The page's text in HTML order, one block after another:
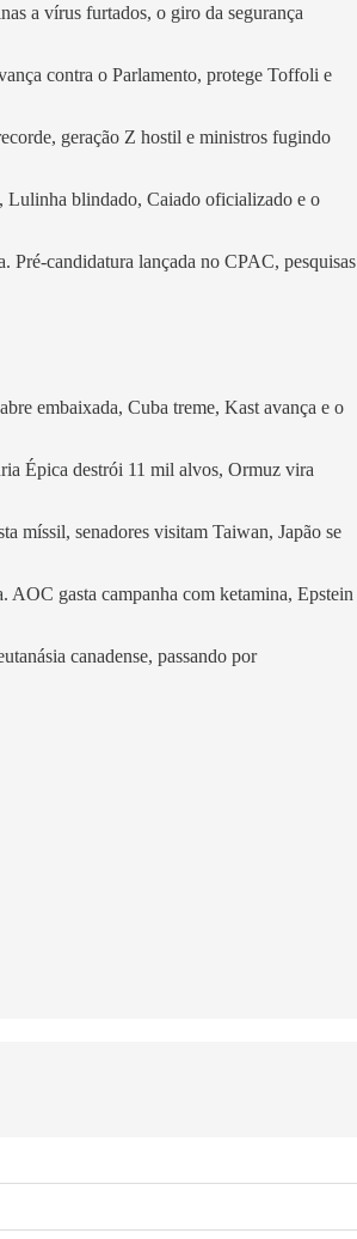
a vírus furtados, o giro da segurança
contra o Parlamento, protege Toffoli e
geração Z hostil e ministros fugindo
Lulinha blindado, Caiado oficializado e o
Pré-candidatura lançada no CPAC, pesquisas
embaixada, Cuba treme, Kast avança e o
Épica destrói 11 mil alvos, Ormuz vira
míssil, senadores visitam Taiwan, Japão se
AOC gasta campanha com ketamina, Epstein
canadense, passando por